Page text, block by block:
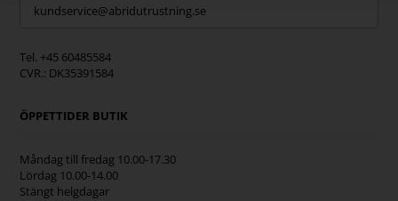
kundservice@abridutrustning.se
Tel. +45 60485584
CVR.: DK35391584
ÖPPETTIDER BUTIK
Måndag till fredag 10.00-17.30
Lördag 10.00-14.00
Stängt helgdagar